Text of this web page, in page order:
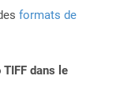
formats de
dans le